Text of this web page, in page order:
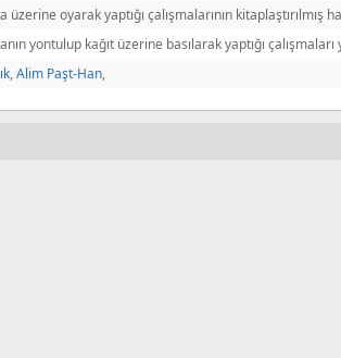
oyarak yaptığı çalışmalarının kitaplaştırılmış
yontulup kağıt üzerine basılarak yaptığı çalışmaları
,Alim Paşt-Han,